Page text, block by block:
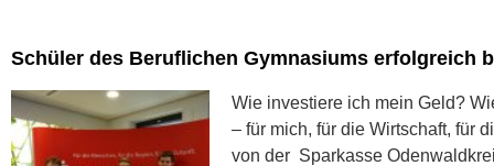
Schüler des Beruflichen Gymnasiums erfolgreich
Wie investiere ich mein Geld?
– für mich, für die Wirtschaft, für
von der Sparkasse